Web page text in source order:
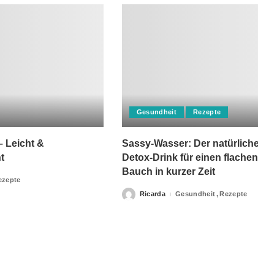
Leicht &
Gesundheit Rezepte
Sassy-Wasser: Der
Detox-Drink für einen flachen
Bauch in kurzer Zeit
PostedRicarda Gesundheit Rezepte